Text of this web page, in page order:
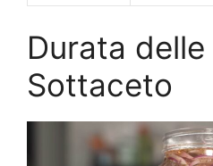
Durata
Sottaceto